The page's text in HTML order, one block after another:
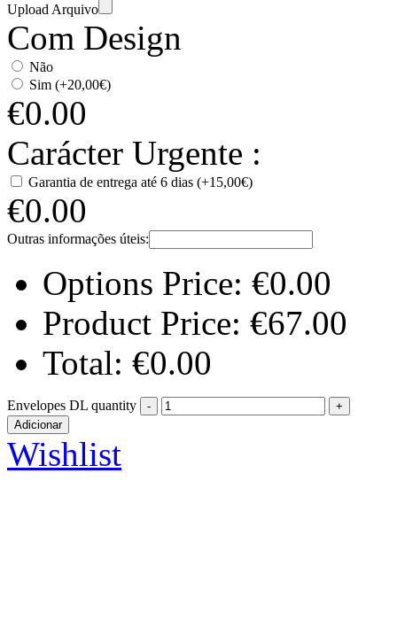
Upload Arquivo
Com Design
Não
Sim (+20,00€)
€0.00
Carácter Urgente :
Garantia de entrega até 6 dias (+15,00€)
€0.00
Outras informações úteis:
Options Price: €0.00
Product Price: €67.00
Total: €0.00
Envelopes DL quantity
Adicionar
Wishlist